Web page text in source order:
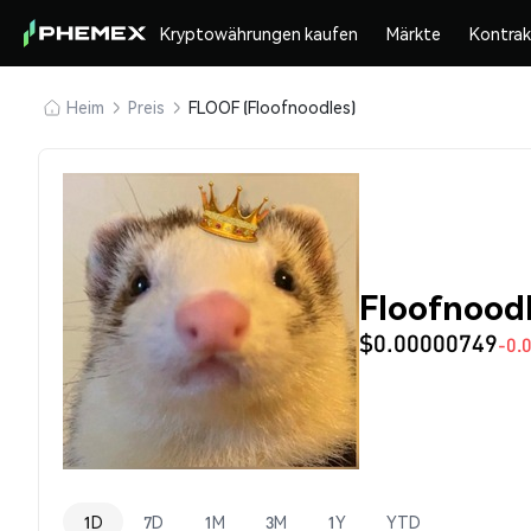
Kryptowährungen kaufen Märkte
Heim Preis FLOOF (Floofnoodles)
$0.00000749-
1D 7D 1M 3M 1Y YTD